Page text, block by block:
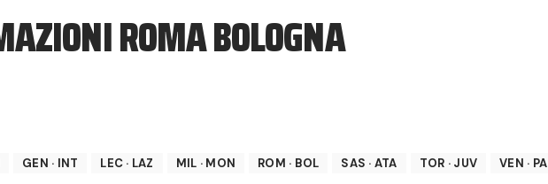
ROMA BOLOGNA
GEN · INT LEC · LAZ MIL · MON ROM · BOL SAS · ATA TOR · JUV VEN ·